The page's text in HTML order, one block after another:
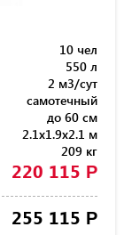
10 чел
550 л
2 м3/сут
самотечный
до 60 см
2.1x1.9x2.1 м
209 кг
220 115 Р
255 115 Р